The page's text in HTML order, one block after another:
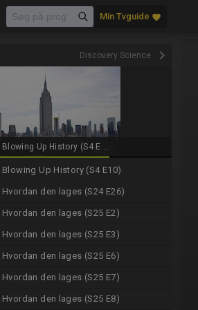
Min Tvguide favorite
Discovery Science keyboard_arrow_right
Blowing Up History (S4 E ...
Blowing Up History (S4 E10)
Hvordan den lages (S24 E26)
Hvordan den lages (S25 E2)
Hvordan den lages (S25 E3)
Hvordan den lages (S25 E6)
Hvordan den lages (S25 E7)
Hvordan den lages (S25 E8)